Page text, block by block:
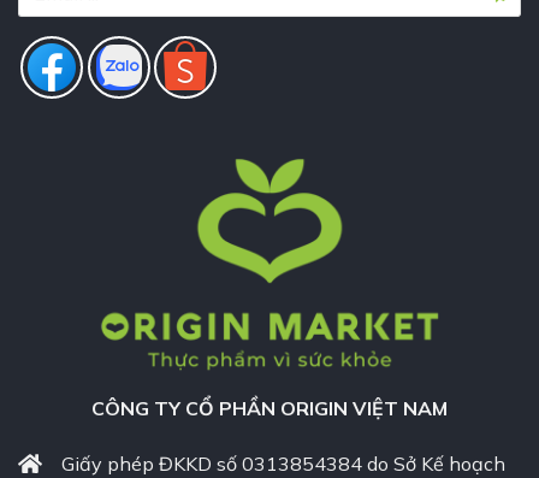
CÔNG TY CỔ PHẦN ORIGIN VIỆT NAM
Giấy phép ĐKKD số 0313854384 do Sở Kế hoạch